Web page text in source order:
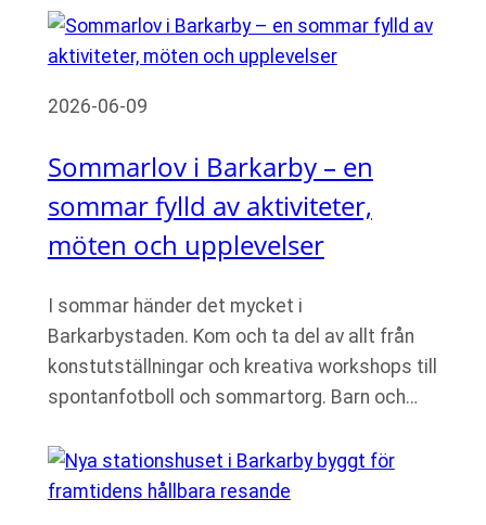
2026-06-09
Sommarlov i Barkarby – en
sommar fylld av aktiviteter,
möten och upplevelser
I sommar händer det mycket i
Barkarbystaden. Kom och ta del av allt från
konstutställningar och kreativa workshops till
spontanfotboll och sommartorg. Barn och…